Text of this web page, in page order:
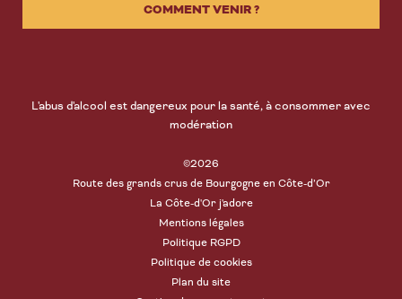
COMMENT VENIR ?
L'abus d'alcool est dangereux pour la santé, à consommer avec
modération
©2026
Route des grands crus de Bourgogne en Côte-d’Or
La Côte-d'Or j'adore
Mentions légales
Politique RGPD
Politique de cookies
Plan du site